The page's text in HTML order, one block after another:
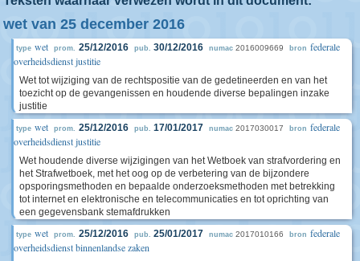
wet van 25 december 2016
type wet prom. 25/12/2016 pub. 30/12/2016 numac 2016009669 bron federale
overheidsdienst justitie
Wet tot wijziging van de rechtspositie van de gedetineerden en van het
toezicht op de gevangenissen en houdende diverse bepalingen inzake
justitie
type wet prom. 25/12/2016 pub. 17/01/2017 numac 2017030017 bron federale
overheidsdienst justitie
Wet houdende diverse wijzigingen van het Wetboek van strafvordering en
het Strafwetboek, met het oog op de verbetering van de bijzondere
opsporingsmethoden en bepaalde onderzoeksmethoden met betrekking
tot internet en elektronische en telecommunicaties en tot oprichting van
een gegevensbank stemafdrukken
type wet prom. 25/12/2016 pub. 25/01/2017 numac 2017010166 bron federale
overheidsdienst binnenlandse zaken